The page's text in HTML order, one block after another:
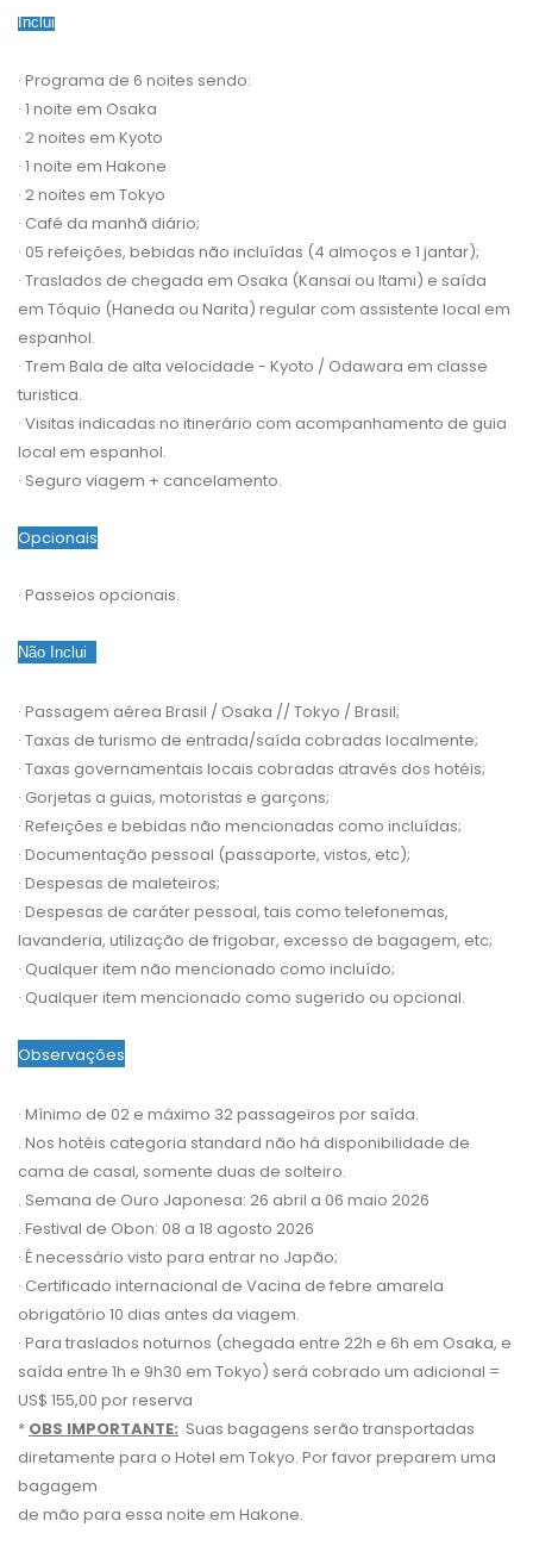
Inclui
· Programa de 6 noites sendo:
· 1 noite em Osaka
· 2 noites em Kyoto
· 1 noite em Hakone
· 2 noites em Tokyo
· Café da manhã diário;
· 05 refeições, bebidas não incluídas (4 almoços e 1 jantar);
· Traslados de chegada em Osaka (Kansai ou Itami) e saída
em Tóquio (Haneda ou Narita) regular com assistente local em
espanhol.
· Trem Bala de alta velocidade - Kyoto / Odawara em classe
turistica.
· Visitas indicadas no itinerário com acompanhamento de guia
local em espanhol.
· Seguro viagem + cancelamento.
Opcionais
· Passeios opcionais.
Não Inclui
· Passagem aérea Brasil / Osaka // Tokyo / Brasil;
· Taxas de turismo de entrada/saída cobradas localmente;
· Taxas governamentais locais cobradas através dos hotéis;
· Gorjetas a guias, motoristas e garçons;
· Refeições e bebidas não mencionadas como incluídas;
· Documentação pessoal (passaporte, vistos, etc);
· Despesas de maleteiros;
· Despesas de caráter pessoal, tais como telefonemas,
lavanderia, utilização de frigobar, excesso de bagagem, etc;
· Qualquer item não mencionado como incluído;
· Qualquer item mencionado como sugerido ou opcional.
Observações
· Mínimo de 02 e máximo 32 passageiros por saída.
. Nos hotéis categoria standard não há disponibilidade de
cama de casal, somente duas de solteiro.
. Semana de Ouro Japonesa: 26 abril a 06 maio 2026
. Festival de Obon: 08 a 18 agosto 2026
· É necessário visto para entrar no Japão;
· Certificado internacional de Vacina de febre amarela
obrigatório 10 dias antes da viagem.
· Para traslados noturnos (chegada entre 22h e 6h em Osaka, e
saída entre 1h e 9h30 em Tokyo) será cobrado um adicional =
US$ 155,00 por reserva
* OBS IMPORTANTE: Suas bagagens serão transportadas
diretamente para o Hotel em Tokyo. Por favor preparem uma
bagagem
de mão para essa noite em Hakone.